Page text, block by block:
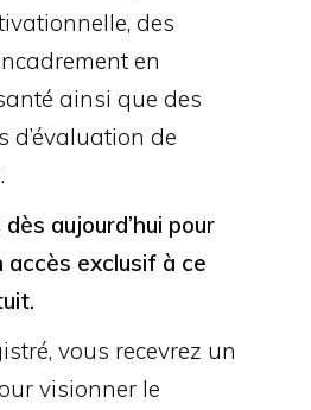
des
en
ainsi que des
d’évaluation de
aujourd’hui pour
accès exclusif à ce
vous recevrez un
visionner le